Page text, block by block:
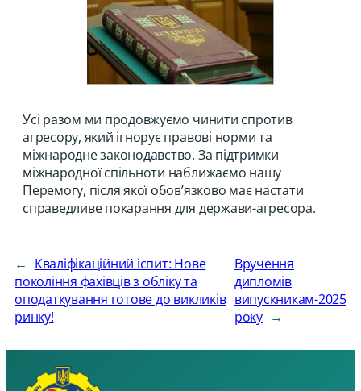
Усі разом ми продовжуємо чинити спротив
агресору, який ігнорує правові норми та
міжнародне законодавство. За підтримки
міжнародної спільноти наближаємо нашу
Перемогу, після якої обов’язково має настати
справедливе покарання для держави-агресора.
← Кваліфікаційний іспит: Нове
покоління фахівців з обліку та
оподаткування готове до викликів
ринку!
Вручення
дипломів
випускникам-2025
року →